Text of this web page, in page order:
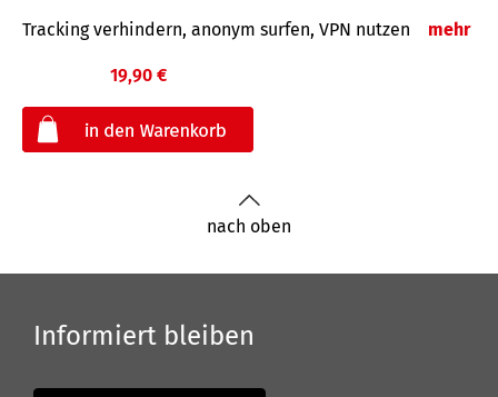
Tracking verhindern, anonym surfen, VPN nutzen mehr
19,90 €
nach oben
Informiert bleiben